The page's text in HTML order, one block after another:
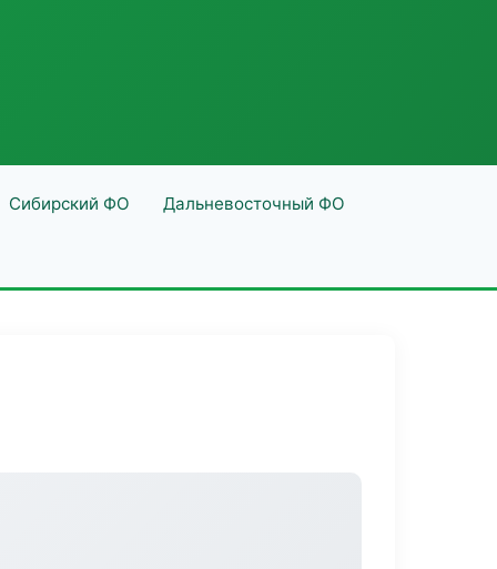
Сибирский ФО Дальневосточный ФО